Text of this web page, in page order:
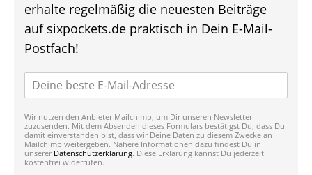
erhalte regelmäßig die neuesten Beiträge
auf sixpockets.de praktisch in Dein E-Mail-
Postfach!
Wir nutzen den Anbieter Mailchimp, um Dir unseren Newsletter
zuzusenden. Mit dem Absenden dieses Formulars bestätigst Du, dass Du
damit einverstanden bist, dass wir Deine Daten zu diesem Zwecke an
Mailchimp weitergeben. Nähere Informationen dazu findest Du in
unserer Datenschutzerklärung. Diese Erklärung kannst Du jederzeit
kostenfrei widerrufen.